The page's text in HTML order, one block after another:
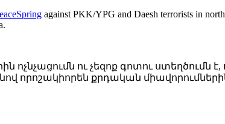
against PKK/YPG and Daesh terrorists in
ու չեզոք գոտու ստեղծումն
քրդական միավորումներին